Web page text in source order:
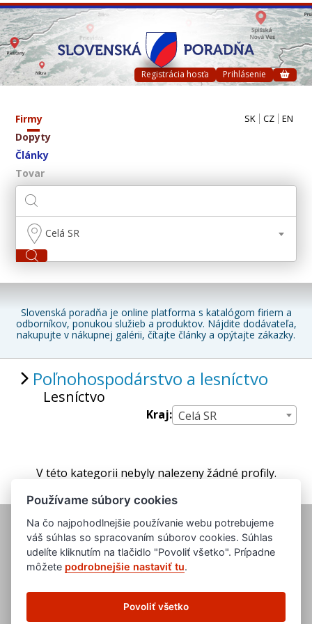
Registrácia hosťa Prihlásenie
Firmy
Dopyty
Články
Tovar
SK CZ EN
Celá SR
Slovenská poradňa je online platforma s katalógom firiem a
odborníkov, ponukou služieb a produktov. Nájdite dodávateľa,
nakupujte v nákupnej galérii, čítajte články a opýtajte zákazky.
Poľnohospodárstvo a lesníctvo
Lesníctvo
Kraj: Celá SR
V této kategorii nebyly nalezeny žádné profily.
www.edb.cz
www.edb.eu
Používame súbory cookies
Na čo najpohodlnejšie používanie webu potrebujeme
váš súhlas so spracovaním súborov cookies. Súhlas
udelíte kliknutím na tlačidlo "Povoliť všetko". Prípadne
môžete podrobnejšie nastaviť tu.
Povoliť všetko